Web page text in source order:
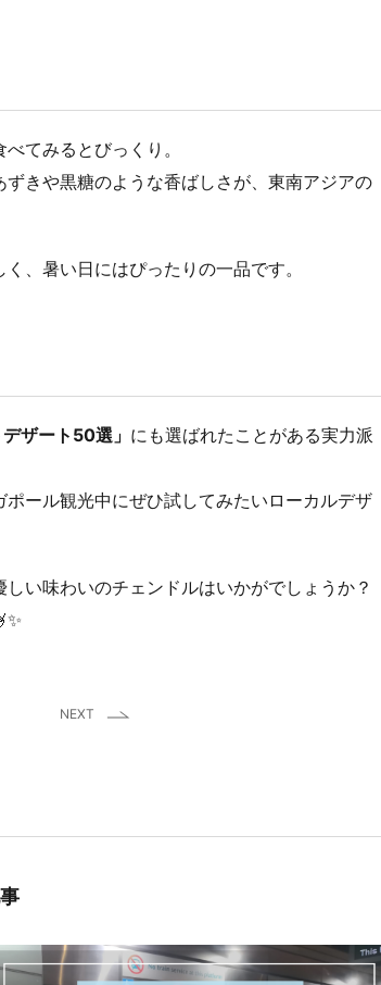
てみるとびっくり。
ずきや黒糖のような香ばしさが、東南アジアの
、暑い日にはぴったりの一品です。
ザート50選」 にも選ばれたことがある実力派
ール観光中にぜひ試してみたいローカルデザ
い味わいのチェンドルはいかがでしょうか？
NEXT